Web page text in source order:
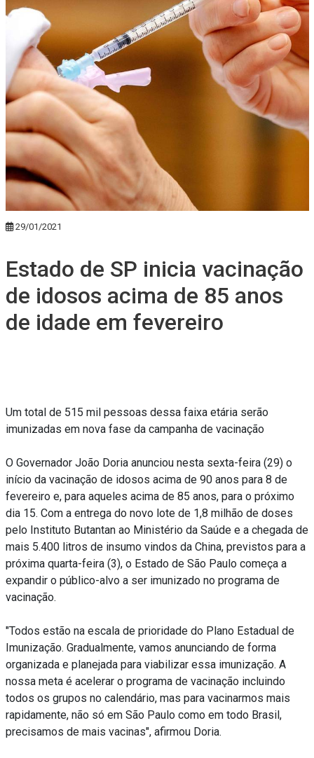
29/01/2021
Estado de SP inicia vacinação
de idosos acima de 85 anos
de idade em fevereiro
Um total de 515 mil pessoas dessa faixa etária serão
imunizadas em nova fase da campanha de vacinação
O Governador João Doria anunciou nesta sexta-feira (29) o
início da vacinação de idosos acima de 90 anos para 8 de
fevereiro e, para aqueles acima de 85 anos, para o próximo
dia 15. Com a entrega do novo lote de 1,8 milhão de doses
pelo Instituto Butantan ao Ministério da Saúde e a chegada de
mais 5.400 litros de insumo vindos da China, previstos para a
próxima quarta-feira (3), o Estado de São Paulo começa a
expandir o público-alvo a ser imunizado no programa de
vacinação.
"Todos estão na escala de prioridade do Plano Estadual de
Imunização. Gradualmente, vamos anunciando de forma
organizada e planejada para viabilizar essa imunização. A
nossa meta é acelerar o programa de vacinação incluindo
todos os grupos no calendário, mas para vacinarmos mais
rapidamente, não só em São Paulo como em todo Brasil,
precisamos de mais vacinas", afirmou Doria.